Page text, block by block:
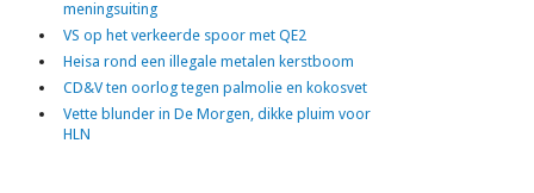
meningsuiting
VS op het verkeerde spoor met QE2
Heisa rond een illegale metalen kerstboom
CD&V ten oorlog tegen palmolie en kokosvet
Vette blunder in De Morgen, dikke pluim voor
HLN